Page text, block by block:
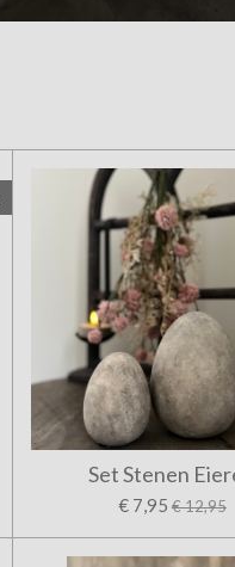
Set Stenen
€ 7,95 € 12,95